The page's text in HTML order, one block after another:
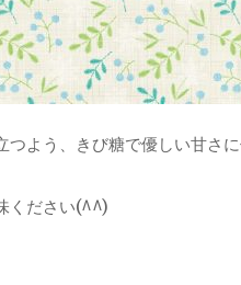
よう、きび糖で優しい甘さに
ください(^^)